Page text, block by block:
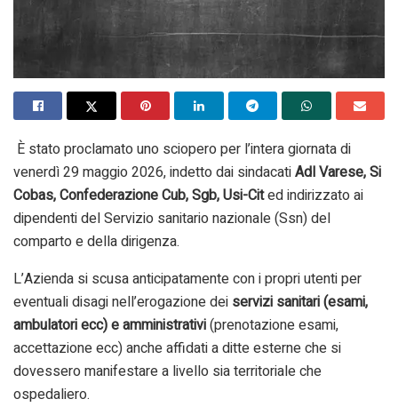
È stato proclamato uno sciopero per l’intera giornata di
venerdì 29 maggio 2026, indetto dai sindacatiAdl Varese, Si
Cobas, Confederazione Cub, Sgb, Usi-Cited indirizzato ai
dipendenti del Servizio sanitario nazionale (Ssn) del
comparto e della dirigenza.
L’Azienda si scusa anticipatamente con i propri utenti per
eventuali disagi nell’erogazione dei servizi sanitari (esami,
ambulatori ecc) e amministrativi(prenotazione esami,
accettazione ecc) anche affidati a ditte esterne che si
dovessero manifestare a livello sia territoriale che
ospedaliero.